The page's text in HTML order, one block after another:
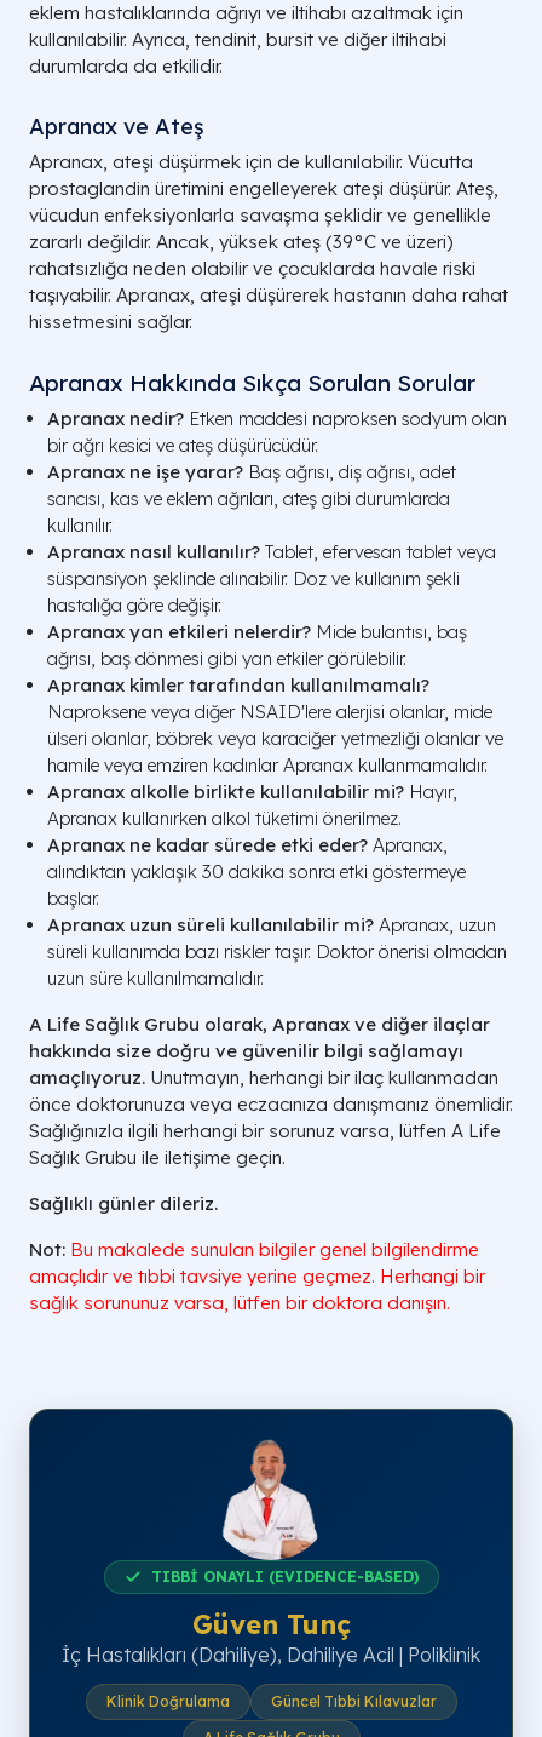
eklem hastalıklarında ağrıyı ve iltihabı azaltmak için
kullanılabilir. Ayrıca, tendinit, bursit ve diğer iltihabi
durumlarda da etkilidir.
Apranax ve Ateş
Apranax, ateşi düşürmek için de kullanılabilir. Vücutta
prostaglandin üretimini engelleyerek ateşi düşürür. Ateş,
vücudun enfeksiyonlarla savaşma şeklidir ve genellikle
zararlı değildir. Ancak, yüksek ateş (39°C ve üzeri)
rahatsızlığa neden olabilir ve çocuklarda havale riski
taşıyabilir. Apranax, ateşi düşürerek hastanın daha rahat
hissetmesini sağlar.
Apranax Hakkında Sıkça Sorulan Sorular
Apranax nedir? Etken maddesi naproksen sodyum olan
bir ağrı kesici ve ateş düşürücüdür.
Apranax ne işe yarar? Baş ağrısı, diş ağrısı, adet
sancısı, kas ve eklem ağrıları, ateş gibi durumlarda
kullanılır.
Apranax nasıl kullanılır? Tablet, efervesan tablet veya
süspansiyon şeklinde alınabilir. Doz ve kullanım şekli
hastalığa göre değişir.
Apranax yan etkileri nelerdir? Mide bulantısı, baş
ağrısı, baş dönmesi gibi yan etkiler görülebilir.
Apranax kimler tarafından kullanılmamalı?
Naproksene veya diğer NSAID'lere alerjisi olanlar, mide
ülseri olanlar, böbrek veya karaciğer yetmezliği olanlar ve
hamile veya emziren kadınlar Apranax kullanmamalıdır.
Apranax alkolle birlikte kullanılabilir mi? Hayır,
Apranax kullanırken alkol tüketimi önerilmez.
Apranax ne kadar sürede etki eder? Apranax,
alındıktan yaklaşık 30 dakika sonra etki göstermeye
başlar.
Apranax uzun süreli kullanılabilir mi? Apranax, uzun
süreli kullanımda bazı riskler taşır. Doktor önerisi olmadan
uzun süre kullanılmamalıdır.
A Life Sağlık Grubu olarak, Apranax ve diğer ilaçlar
hakkında size doğru ve güvenilir bilgi sağlamayı
amaçlıyoruz. Unutmayın, herhangi bir ilaç kullanmadan
önce doktorunuza veya eczacınıza danışmanız önemlidir.
Sağlığınızla ilgili herhangi bir sorunuz varsa, lütfen A Life
Sağlık Grubu ile iletişime geçin.
Sağlıklı günler dileriz.
Not: Bu makalede sunulan bilgiler genel bilgilendirme
amaçlıdır ve tıbbi tavsiye yerine geçmez. Herhangi bir
sağlık sorununuz varsa, lütfen bir doktora danışın.
TIBBİ ONAYLI (EVIDENCE-BASED)
Güven Tunç
İç Hastalıkları (Dahiliye), Dahiliye Acil | Poliklinik
Klinik Doğrulama
Güncel Tıbbi Kılavuzlar